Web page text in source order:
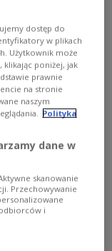
niebie. To
dostęp do
w plikach
Użytkownik może
klikając poniżej, jak
prawnie
na stronie
naszym
Polityka
dane w
skanowanie
Przechowywanie
i